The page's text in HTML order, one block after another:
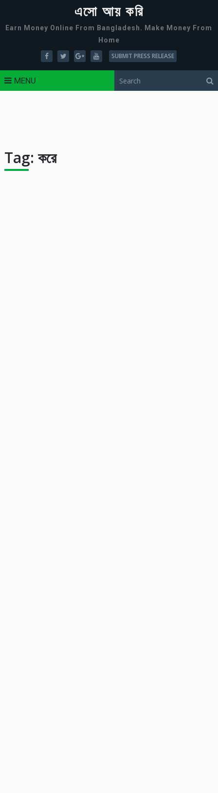
এসো আয় করি
Earn Money Online From Bangladesh. Make Money From
Home
SUBMIT PRESS RELEASE
MENU
Tag: করে